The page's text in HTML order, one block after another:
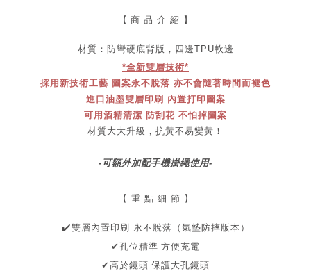
【 商 品 介 紹 】
材質：防彎硬底背版，四邊TPU軟邊
*全新雙層技術*
採用新技術工藝 圖案永不脫落 亦不會隨著時間而褪色
進口油墨雙層印刷 內置打印圖案
可用酒精清潔 防刮花 不怕掉圖案
材質大大升級，抗黃不易變黃！
-可額外加配手機掛繩使用-
【 重 點 細 節 】
✔️雙層內置印刷 永不脫落（氣墊防摔版本）
✔ 孔位精準 方便充電
✔高於鏡頭 保護大孔鏡頭